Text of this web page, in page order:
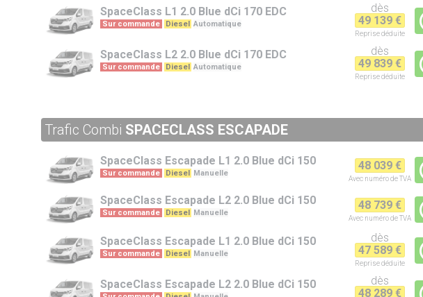
SpaceClass L1 2.0 Blue dCi 170 EDC
Sur commande Diesel Automatique
dès
49 139 €
Reprisedéduite
SpaceClass L2 2.0 Blue dCi 170 EDC
Sur commande Diesel Automatique
dès
49 839 €
Reprisedéduite
Trafic Combi SPACECLASS ESCAPADE
SpaceClass Escapade L1 2.0 Blue dCi 150
Sur commande Diesel Manuelle
48 039 €
Avec numéro de TVA
SpaceClass Escapade L2 2.0 Blue dCi 150
Sur commande Diesel Manuelle
48 739 €
Avec numéro de TVA
SpaceClass Escapade L1 2.0 Blue dCi 150
Sur commande Diesel Manuelle
dès
47 589 €
Reprisedéduite
SpaceClass Escapade L2 2.0 Blue dCi 150
dès
48 289 €